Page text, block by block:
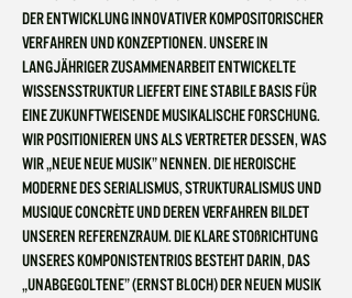
der Entwicklung innovativer kompositorischer
Verfahren und Konzeptionen. Unsere in
langjähriger Zusammenarbeit entwickelte
Wissensstruktur liefert eine stabile Basis für
eine zukunftweisende musikalische Forschung.
Wir positionieren uns als Vertreter dessen, was
wir „Neue Neue Musik” nennen. Die heroische
Moderne des Serialismus, Strukturalismus und
musique concrète und deren Verfahren bildet
unseren Referenzraum. Die klare Stoßrichtung
unseres Komponistentrios besteht darin, das
„Unabgegoltene” (Ernst Bloch) der Neuen Musik